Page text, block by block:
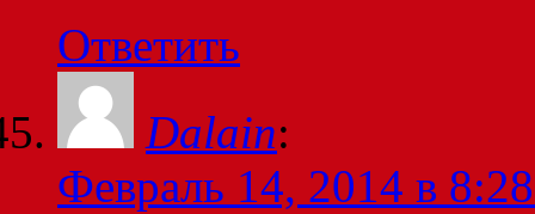
Ответить
Dalain:
Февраль 14, 2014 в